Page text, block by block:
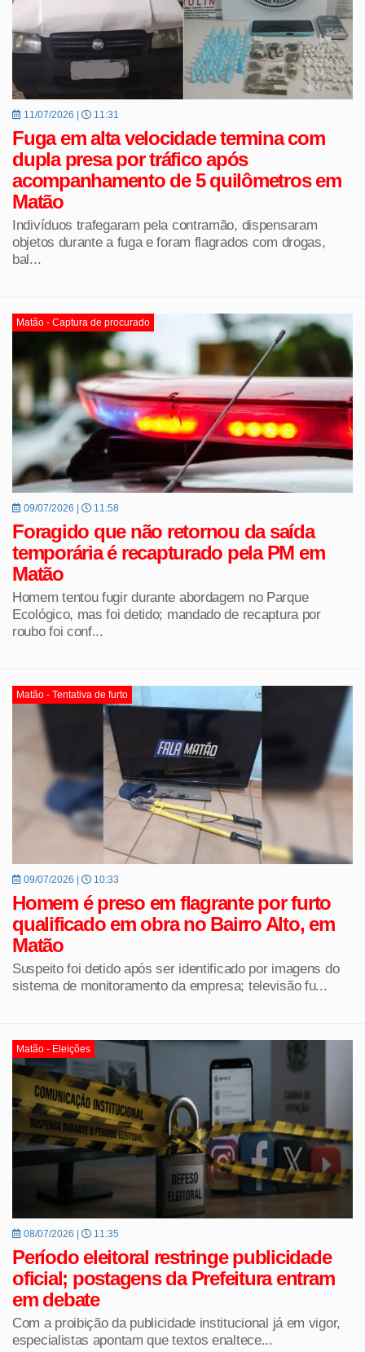
11/07/2026 | 11:31
Fuga em alta velocidade termina com
dupla presa por tráfico após
acompanhamento de 5 quilômetros em
Matão
Indivíduos trafegaram pela contramão, dispensaram
objetos durante a fuga e foram flagrados com drogas,
bal...
Matão - Captura de procurado
09/07/2026 | 11:58
Foragido que não retornou da saída
temporária é recapturado pela PM em
Matão
Homem tentou fugir durante abordagem no Parque
Ecológico, mas foi detido; mandado de recaptura por
roubo foi conf...
Matão - Tentativa de furto
09/07/2026 | 10:33
Homem é preso em flagrante por furto
qualificado em obra no Bairro Alto, em
Matão
Suspeito foi detido após ser identificado por imagens do
sistema de monitoramento da empresa; televisão fu...
Matão - Eleições
08/07/2026 | 11:35
Período eleitoral restringe publicidade
oficial; postagens da Prefeitura entram
em debate
Com a proibição da publicidade institucional já em vigor,
especialistas apontam que textos enaltece...